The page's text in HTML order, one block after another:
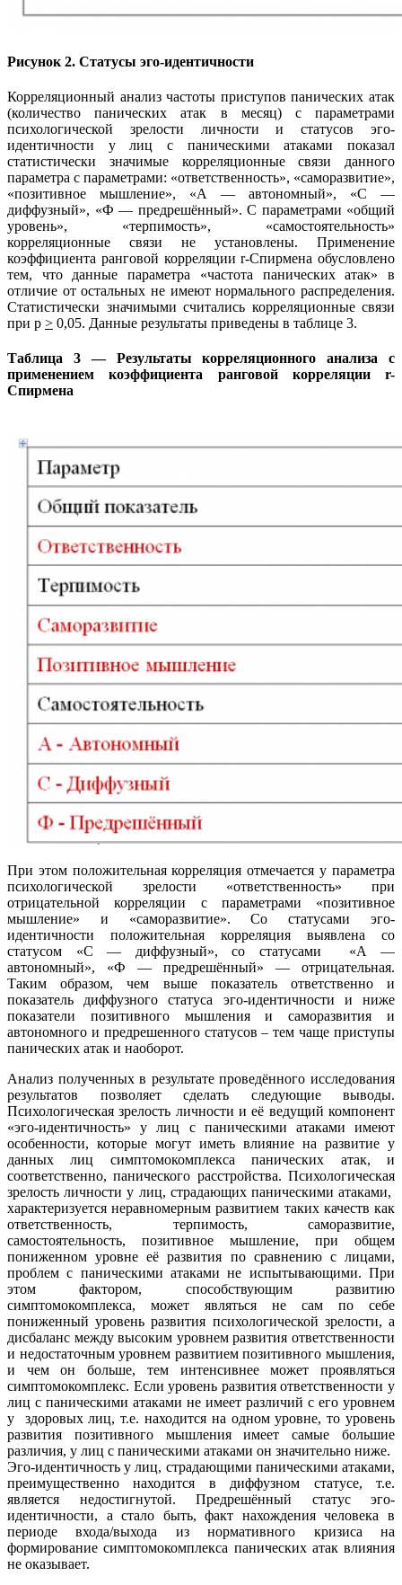
Рисунок 2. Статусы эго-идентичности
Корреляционный анализ частоты приступов панических атак
(количество панических атак в месяц) с параметрами
психологической зрелости личности и статусов эго-
идентичности у лиц с паническими атаками показал
статистически значимые корреляционные связи данного
параметра с параметрами: «ответственность», «саморазвитие»,
«позитивное мышление», «А — автономный», «С —
диффузный», «Ф — предрешённый». С параметрами «общий
уровень», «терпимость», «самостоятельность»
корреляционные связи не установлены. Применение
коэффициента ранговой корреляции r-Спирмена обусловлено
тем, что данные параметра «частота панических атак» в
отличие от остальных не имеют нормального распределения.
Статистически значимыми считались корреляционные связи
при р > 0,05. Данные результаты приведены в таблице 3.
Таблица 3 — Результаты корреляционного анализа с
применением коэффициента ранговой корреляции r-
Спирмена
При этом положительная корреляция отмечается у параметра
психологической зрелости «ответственность» при
отрицательной корреляции с параметрами «позитивное
мышление» и «саморазвитие». Со статусами эго-
идентичности положительная корреляция выявлена со
статусом «С — диффузный», со статусами «А —
автономный», «Ф — предрешённый» — отрицательная.
Таким образом, чем выше показатель ответственно и
показатель диффузного статуса эго-идентичности и ниже
показатели позитивного мышления и саморазвития и
автономного и предрешенного статусов – тем чаще приступы
панических атак и наоборот.
Анализ полученных в результате проведённого исследования
результатов позволяет сделать следующие выводы.
Психологическая зрелость личности и её ведущий компонент
«эго-идентичность» у лиц с паническими атаками имеют
особенности, которые могут иметь влияние на развитие у
данных лиц симптомокомплекса панических атак, и
соответственно, панического расстройства. Психологическая
зрелость личности у лиц, страдающих паническими атаками,
характеризуется неравномерным развитием таких качеств как
ответственность, терпимость, саморазвитие,
самостоятельность, позитивное мышление, при общем
пониженном уровне её развития по сравнению с лицами,
проблем с паническими атаками не испытывающими. При
этом фактором, способствующим развитию
симптомокомплекса, может являться не сам по себе
пониженный уровень развития психологической зрелости, а
дисбаланс между высоким уровнем развития ответственности
и недостаточным уровнем развитием позитивного мышления,
и чем он больше, тем интенсивнее может проявляться
симптомокомплекс. Если уровень развития ответственности у
лиц с паническими атаками не имеет различий с его уровнем
у здоровых лиц, т.е. находится на одном уровне, то уровень
развития позитивного мышления имеет самые большие
различия, у лиц с паническими атаками он значительно ниже.
Эго-идентичность у лиц, страдающими паническими атаками,
преимущественно находится в диффузном статусе, т.е.
является недостигнутой. Предрешённый статус эго-
идентичности, а стало быть, факт нахождения человека в
периоде входа/выхода из нормативного кризиса на
формирование симптомокомплекса панических атак влияния
не оказывает.